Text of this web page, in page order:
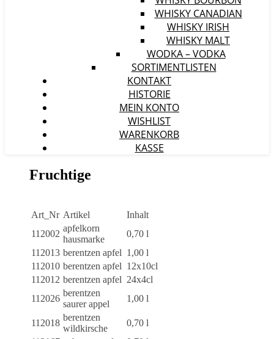
WHISKY CANADIAN
WHISKY IRISH
WHISKY MALT
WODKA – VODKA
SORTIMENTLISTEN
KONTAKT
HISTORIE
MEIN KONTO
WISHLIST
WARENKORB
KASSE
Fruchtige
Art_Nr Artikel
Inhalt
112002
apfelkorn
hausmarke
0,70 l
112013 berentzen apfel 1,00 l
112010 berentzen apfel 12x10cl
112012 berentzen apfel 24x4cl
112026
berentzen
saurer appel
1,00 l
112018
berentzen
wildkirsche
0,70 l